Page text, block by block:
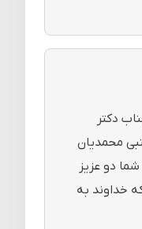
دکتر
محمدیان
دو عزیز
خداوند به